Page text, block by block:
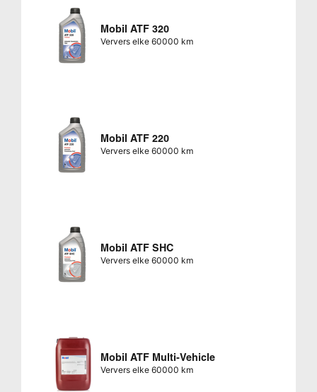
Mobil ATF 320
Ververs elke 60000 km
Mobil ATF 220
Ververs elke 60000 km
Mobil ATF SHC
Ververs elke 60000 km
Mobil ATF Multi-Vehicle
Ververs elke 60000 km